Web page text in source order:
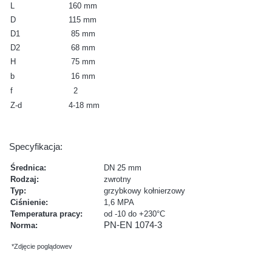
160 mm
D
115 mm
D1
85 mm
D2
68 mm
H
75 mm
b
16 mm
f
2
Z-d
4-18 mm
Specyfikacja:
Średnica:
DN 25 mm
Rodzaj:
zwrotny
Typ:
grzybkowy kołnierzowy
Ciśnienie:
1,6 MPA
Temperatura pracy:
od -10 do +230°C
Norma:
PN-EN 1074-3
*Zdjęcie poglądowev